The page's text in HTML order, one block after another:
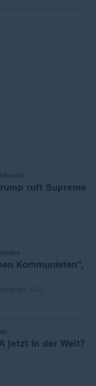
ruft Supreme
Kommunisten",
jetzt in der Welt?